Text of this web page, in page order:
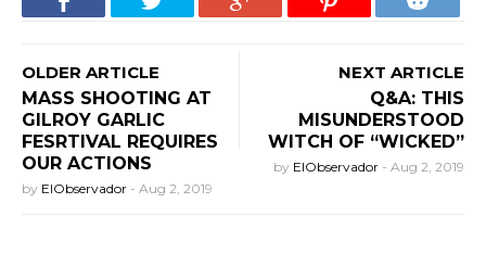
OLDER ARTICLE
MASS SHOOTING AT
GILROY GARLIC
FESRTIVAL REQUIRES
OUR ACTIONS
by ElObservador - Aug 2, 2019
NEXT ARTICLE
Q&A: THIS
MISUNDERSTOOD
WITCH OF “WICKED”
by ElObservador - Aug 2, 2019